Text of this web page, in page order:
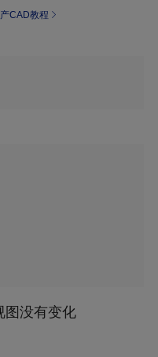
CAD教程
图没有变化